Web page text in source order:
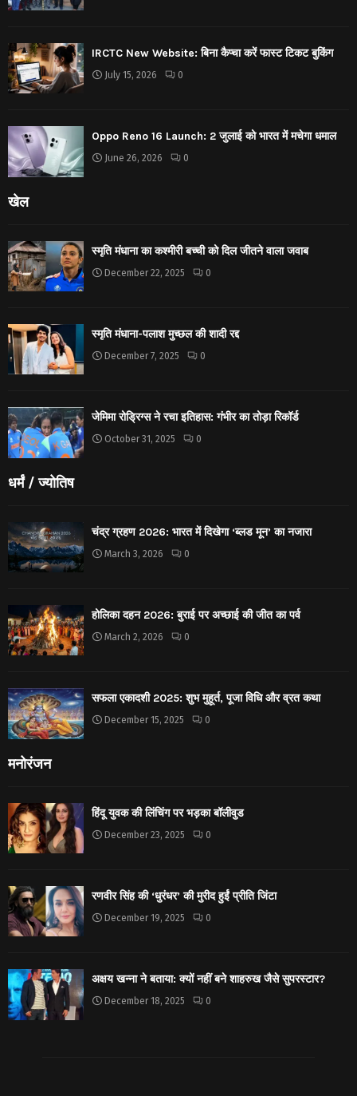
IRCTC New Website: बिना कैप्चा करें फास्ट टिकट बुकिंग
July 15, 2026 0
Oppo Reno 16 Launch: 2 जुलाई को भारत में मचेगा धमाल
June 26, 2026 0
खेल
स्मृति मंधाना का कश्मीरी बच्ची को दिल जीतने वाला जवाब
December 22, 2025 0
स्मृति मंधाना-पलाश मुच्छल की शादी रद्द
December 7, 2025 0
जेमिमा रोड्रिग्स ने रचा इतिहास: गंभीर का तोड़ा रिकॉर्ड
October 31, 2025 0
धर्मं / ज्योतिष
चंद्र ग्रहण 2026: भारत में दिखेगा ‘ब्लड मून’ का नजारा
March 3, 2026 0
होलिका दहन 2026: बुराई पर अच्छाई की जीत का पर्व
March 2, 2026 0
सफला एकादशी 2025: शुभ मुहूर्त, पूजा विधि और व्रत कथा
December 15, 2025 0
मनोरंजन
हिंदू युवक की लिंचिंग पर भड़का बॉलीवुड
December 23, 2025 0
रणवीर सिंह की ‘धुरंधर’ की मुरीद हुईं प्रीति जिंटा
December 19, 2025 0
अक्षय खन्ना ने बताया: क्यों नहीं बने शाहरुख जैसे सुपरस्टार?
December 18, 2025 0